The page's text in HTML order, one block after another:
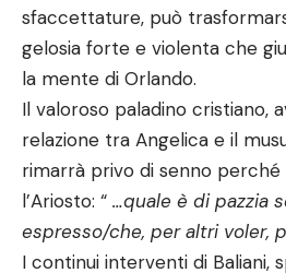
sfaccettature, può
gelosia forte e violenta che
la mente di Orlando.
Il valoroso paladino cristiano,
relazione tra Angelica e il
rimarrà privo di senno
l’Ariosto: “ …quale è di pazzia
espresso/che, per altri voler,
I continui interventi di Baliani,